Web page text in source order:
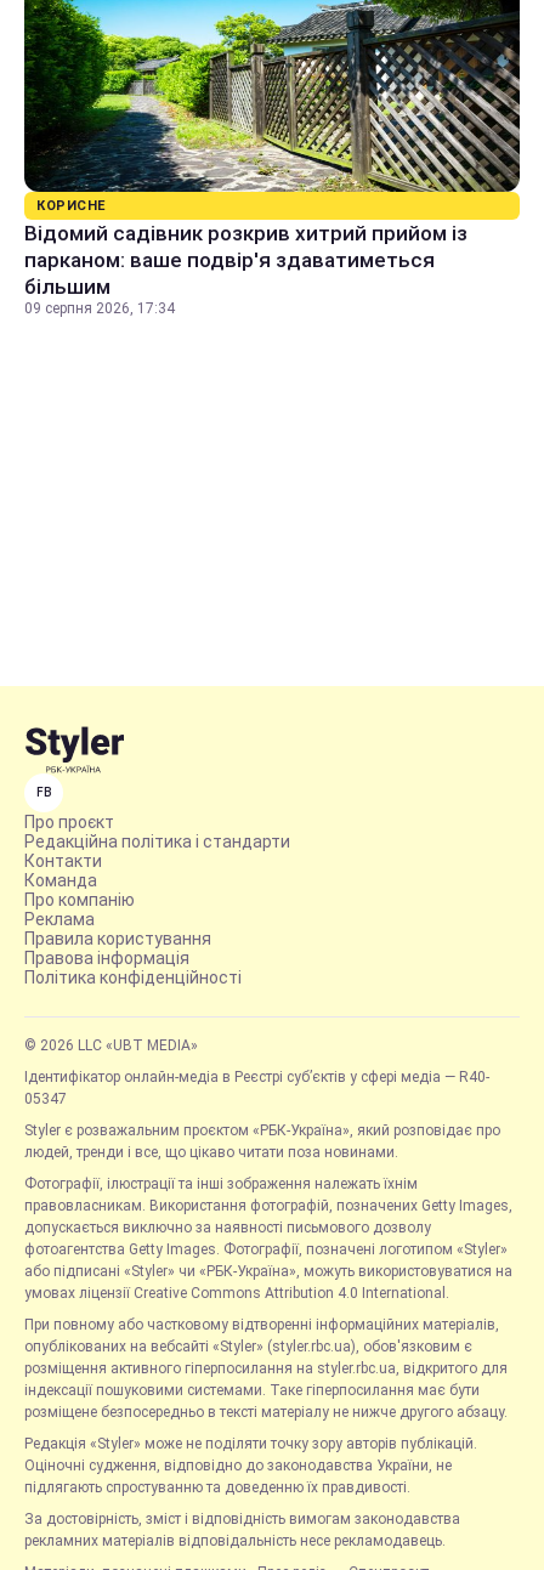
КОРИСНЕ
Відомий садівник розкрив хитрий прийом із
парканом: ваше подвір'я здаватиметься
більшим
09 серпня 2026, 17:34
FB
Про проєкт
Редакційна політика і стандарти
Контакти
Команда
Про компанію
Реклама
Правила користування
Правова інформація
Політика конфіденційності
© 2026 LLC «UBT MEDIA»
Ідентифікатор онлайн-медіа в Реєстрі суб’єктів у сфері медіа — R40-
05347
Styler є розважальним проєктом «РБК-Україна», який розповідає про
людей, тренди і все, що цікаво читати поза новинами.
Фотографії, ілюстрації та інші зображення належать їхнім
правовласникам. Використання фотографій, позначених Getty Images,
допускається виключно за наявності письмового дозволу
фотоагентства Getty Images. Фотографії, позначені логотипом «Styler»
або підписані «Styler» чи «РБК-Україна», можуть використовуватися на
умовах ліцензії Creative Commons Attribution 4.0 International.
При повному або частковому відтворенні інформаційних матеріалів,
опублікованих на вебсайті «Styler» (styler.rbc.ua), обов'язковим є
розміщення активного гіперпосилання на styler.rbc.ua, відкритого для
індексації пошуковими системами. Таке гіперпосилання має бути
розміщене безпосередньо в тексті матеріалу не нижче другого абзацу.
Редакція «Styler» може не поділяти точку зору авторів публікацій.
Оціночні судження, відповідно до законодавства України, не
підлягають спростуванню та доведенню їх правдивості.
За достовірність, зміст і відповідність вимогам законодавства
рекламних матеріалів відповідальність несе рекламодавець.